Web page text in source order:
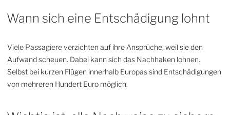
Wann sich eine Entschädigung lohnt
Viele Passagiere verzichten auf ihre Ansprüche, weil sie den
Aufwand scheuen. Dabei kann sich das Nachhaken lohnen.
Selbst bei kurzen Flügen innerhalb Europas sind Entschädigungen
von mehreren Hundert Euro möglich.